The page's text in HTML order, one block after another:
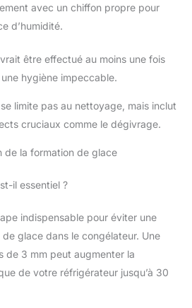
avec un chiffon propre pour
d’humidité.
être effectué au moins une fois
hygiène impeccable.
limite pas au nettoyage, mais inclut
cruciaux comme le dégivrage.
de la formation de glace
il essentiel ?
indispensable pour éviter une
glace dans le congélateur. Une
de 3 mm peut augmenter la
de votre réfrigérateur jusqu’à 30